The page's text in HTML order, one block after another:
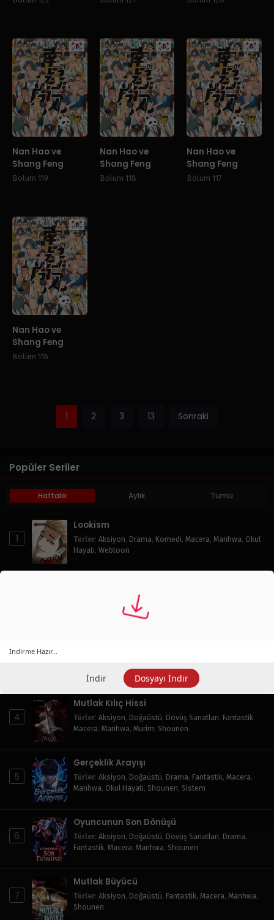
Manhwa
Nan Hao ve
Shang Feng
Bölüm 119
Manhwa
Nan Hao ve
Shang Feng
Bölüm 118
Nan Hao ve
Shang Feng
Bölüm 117
Manhwa
Nan Hao ve
Shang Feng
Bölüm 116
1 2 3 13 Sonraki
Popüler Seriler
Haftalık Aylık Tümü
1
Lookism
Türler: Aksiyon, Drama, Komedi, Macera, Manhwa, Okul
Hayatı, Webtoon
Doğaüstü
Okul Hayatı ,Shounen
3
4
Mutlak Kılıç Hissi
Türler: Aksiyon, Doğaüstü, Dövüş Sanatları, Fantastik,
Macera, Manhwa, Murim, Shounen
5
Gerçeklik Arayışı
Türler: Aksiyon, Doğaüstü, Drama, Fantastik, Macera,
Manhwa, Okul Hayatı, Shounen, Sistem
6
Oyuncunun Son Dönüşü
Türler: Aksiyon, Doğaüstü, Dövüş Sanatları, Drama,
Fantastik, Macera, Manhwa, Shounen
7
Mutlak Büyücü
Türler: Aksiyon, Doğaüstü, Fantastik, Macera, Manhwa,
Shounen
İndirme Hazır...
İndir Dosyayı İndir